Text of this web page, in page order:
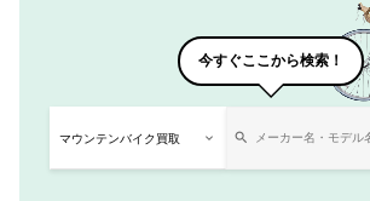
今すぐここから検索！